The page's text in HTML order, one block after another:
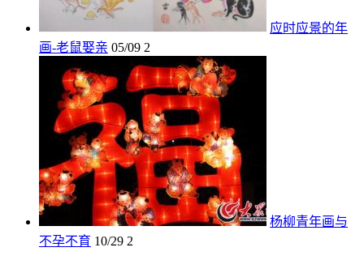
应时应景的年
画-老鼠娶亲 05/09 2
杨柳青年画与
不孕不育 10/29 2